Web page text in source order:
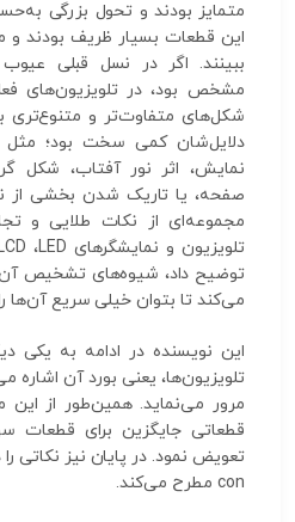
متمایز بودند و تحول بزرگی
این قطعات بسیار ظریف بودند
ببینند. اگر در نسل قبلی
مشخص بود، در تلویزیون‌های
شکل‌های متفاوت‌تر و
دلایل‌شان کمی سخت بود؛ مثل
نمایش، اثر نور آفتاب، شکل
صفحه، یا تاریک شدن بخشی از
مجموعه‌ای از نکات طلایی و
توضیح داد، شیوه‌های تشخیص
می‌کند تا بتوان خیلی سریع آن‌ها را
این نویسنده در ادامه به یکی
تلویزیون‌ها، یعنی بورد آن اشاره
مرور می‌نماید. همین‌طور از
قطعاتی جایگزین برای قطعات
con مطرح می‌کند.